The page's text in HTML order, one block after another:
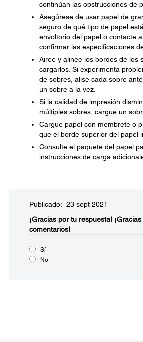
continúan las obstrucciones de
Asegúrese de usar papel de
seguro de qué tipo de papel
envoltorio del papel o contacte
confirmar las especificaciones
Airee y alinee los bordes de los
cargarlos. Si experimenta
de sobres, alise cada sobre
un sobre a la vez.
Si la calidad de impresión
múltiples sobres, cargue un
Cargue papel con membrete o
que el borde superior del papel
Consulte el paquete del papel
instrucciones de carga
Publicado: 23 sept 2021
¡Gracias por tu respuesta!
comentarios!
Sí
No